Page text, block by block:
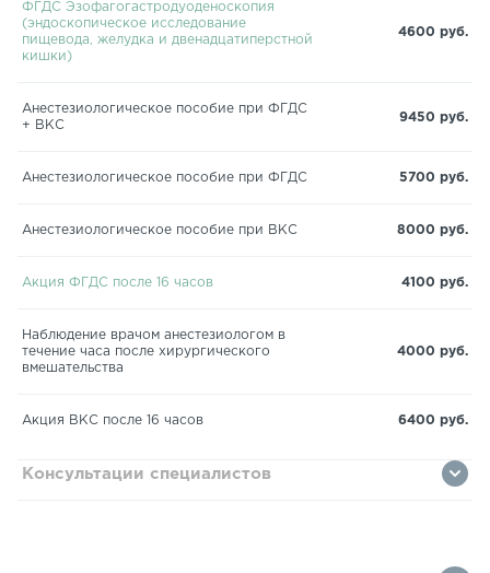
ФГДС Эзофагогастродуоденоскопия
(эндоскопическое исследование
пищевода, желудка и двенадцатиперстной
кишки)
4600 руб.
Анестезиологическое пособие при ФГДС
+ ВКС
9450 руб.
Анестезиологическое пособие при ФГДС 5700 руб.
Анестезиологическое пособие при ВКС 8000 руб.
Акция ФГДС после 16 часов 4100 руб.
Наблюдение врачом анестезиологом в
течение часа после хирургического
вмешательства
4000 руб.
Акция ВКС после 16 часов 6400 руб.
Консультации специалистов